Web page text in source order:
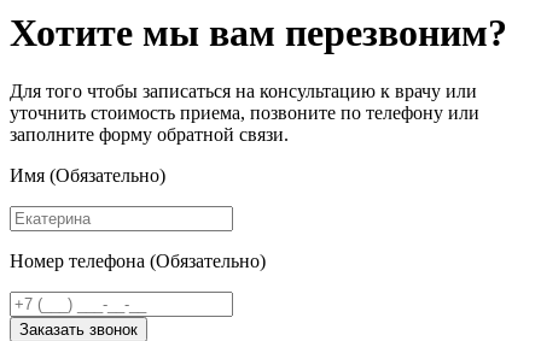
Хотите мы вам перезвоним?
Для того чтобы записаться на консультацию к врачу или
уточнить стоимость приема, позвоните по телефону или
заполните форму обратной связи.
Имя (Обязательно)
Номер телефона (Обязательно)
Заказать звонок